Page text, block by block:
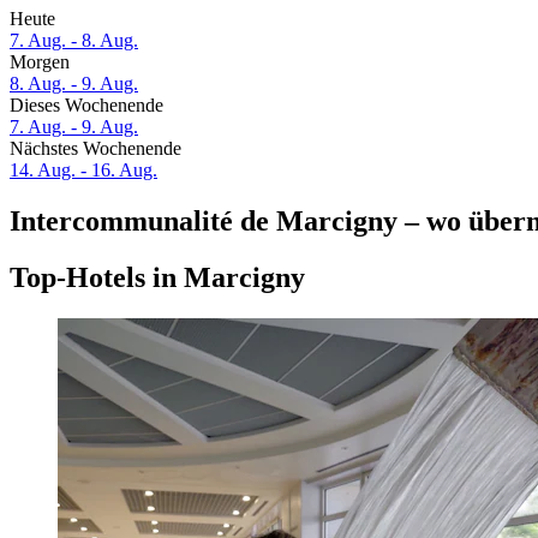
Heute
7. Aug. - 8. Aug.
Morgen
8. Aug. - 9. Aug.
Dieses Wochenende
7. Aug. - 9. Aug.
Nächstes Wochenende
14. Aug. - 16. Aug.
Intercommunalité de Marcigny – wo
Top-Hotels in Marcigny